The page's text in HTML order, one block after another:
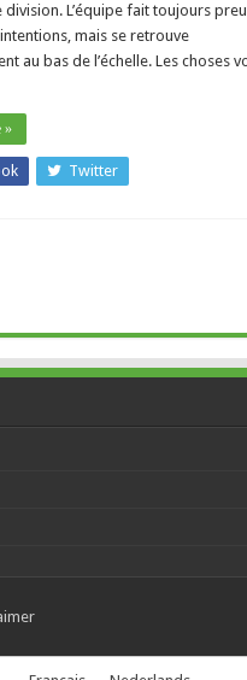
division. L’équipe fait toujours
mais se retrouve
au bas de l’échelle. Les choses
»
Twitter